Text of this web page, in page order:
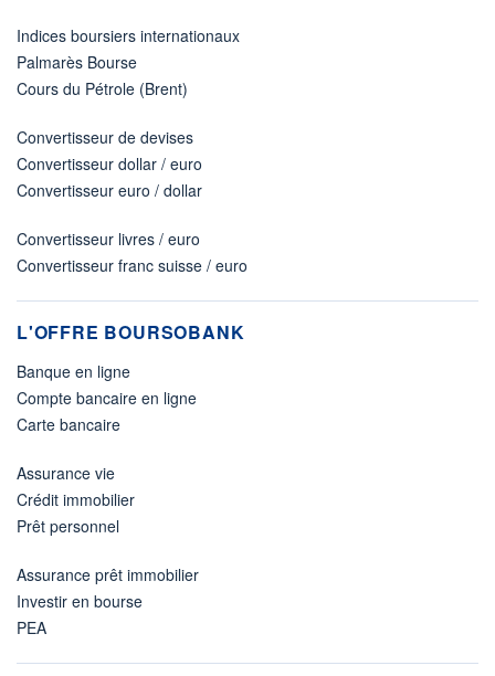
Indices boursiers internationaux
Palmarès Bourse
Cours du Pétrole (Brent)
Convertisseur de devises
Convertisseur dollar / euro
Convertisseur euro / dollar
Convertisseur livres / euro
Convertisseur franc suisse / euro
L'OFFRE BOURSOBANK
Banque en ligne
Compte bancaire en ligne
Carte bancaire
Assurance vie
Crédit immobilier
Prêt personnel
Assurance prêt immobilier
Investir en bourse
PEA